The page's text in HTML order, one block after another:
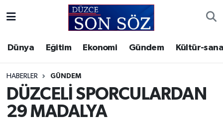
Dünya Eğitim Ekonomi Gündem Kültür-
HABERLER GÜNDEM
DÜZCELİ SPORCULARDAN
29 MADALYA
Gizlilik Sözleşmesi
İletişim
Künye
Akçakoca Hava Durumu
Akçakoca Trafik Yoğunluk Haritası
Süper Lig Puan Durumu ve Fikstür